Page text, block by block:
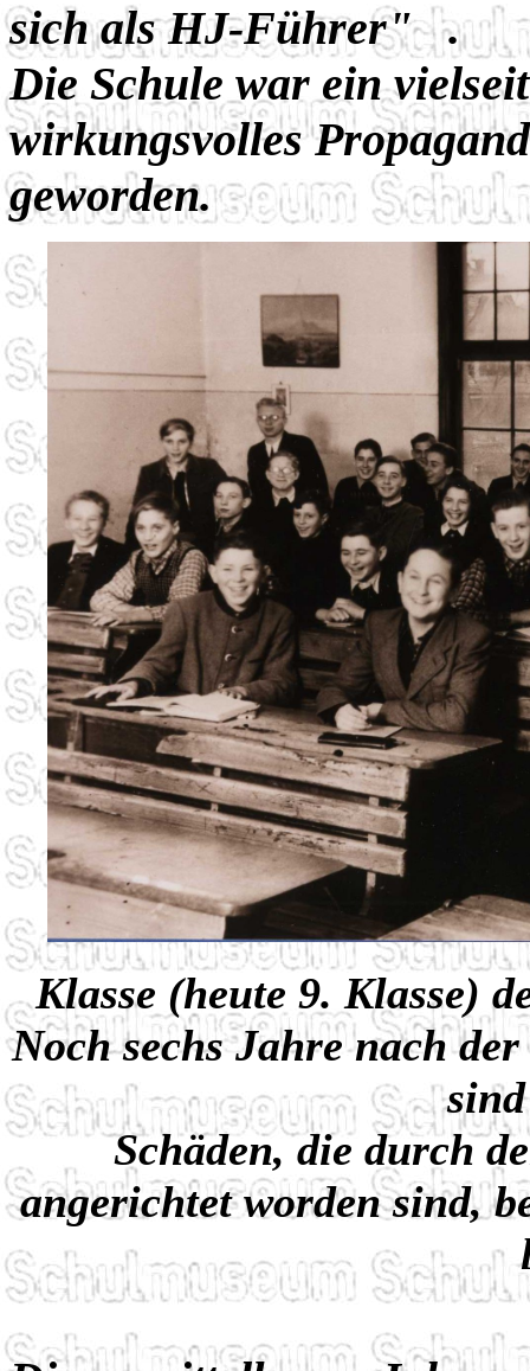
sich als HJ-Führer" .
Die Schule war ein
wirkungsvolles
geworden.
Klasse (heute 9. Klasse)
Noch sechs Jahre nach
Schäden, die durch
angerichtet worden sind,